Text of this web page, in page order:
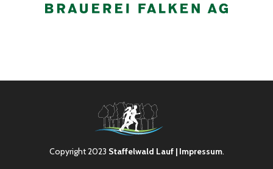
Copyright 2023 Staffelwald Lauf| Impressum.